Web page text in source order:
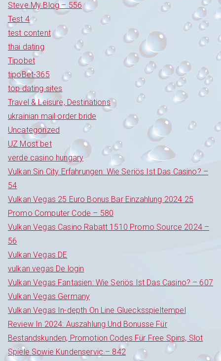
Steve My Blog – 556
Test 4
test content
thai dating
Tipobet
tipoBet-365
top dating sites
Travel & Leisure, Destinations
ukrainian mail order bride
Uncategorized
UZ Most bet
verde casino hungary
Vulkan Sin City Erfahrungen: Wie Seriös Ist Das Casino? –
54
Vulkan Vegas 25 Euro Bonus Bar Einzahlung 2024 25
Promo Computer Code – 580
Vulkan Vegas Casino Rabatt 1510 Promo Source 2024 –
56
Vulkan Vegas DE
vulkan vegas De login
Vulkan Vegas Fantasien: Wie Seriös Ist Das Casino? – 607
Vulkan Vegas Germany
Vulkan Vegas In-depth On Line Gluecksspieltempel
Review In 2024: Auszahlung Und Bonusse Für
Bestandskunden, Promotion Codes Für Free Spins, Slot
Spiele Sowie Kundenservic – 842